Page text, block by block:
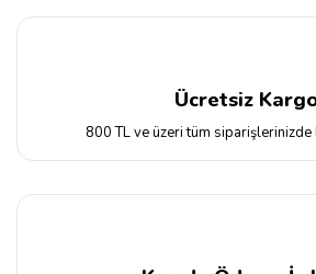
Ücretsiz
800 TL ve üzeri tüm